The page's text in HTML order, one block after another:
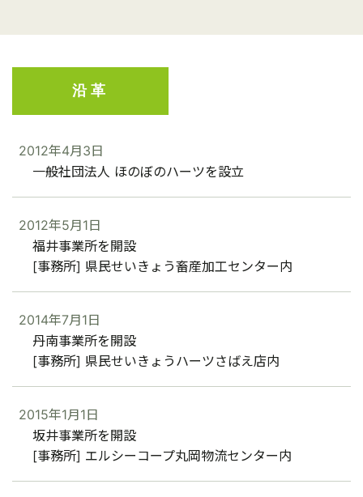
沿革
2012年4月3日
一般社団法人 ほのぼのハーツを設立
2012年5月1日
福井事業所を開設
[事務所] 県民せいきょう畜産加工センター内
2014年7月1日
丹南事業所を開設
[事務所] 県民せいきょうハーツさばえ店内
2015年1月1日
坂井事業所を開設
[事務所] エルシーコープ丸岡物流センター内